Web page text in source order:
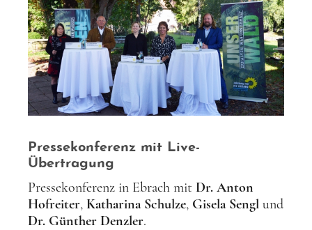
Pressekonferenz mit Live-
Übertragung
Pressekonferenz in Ebrach mit Dr. Anton
Hofreiter, Katharina Schulze, Gisela Sengl und
Dr. Günther Denzler.